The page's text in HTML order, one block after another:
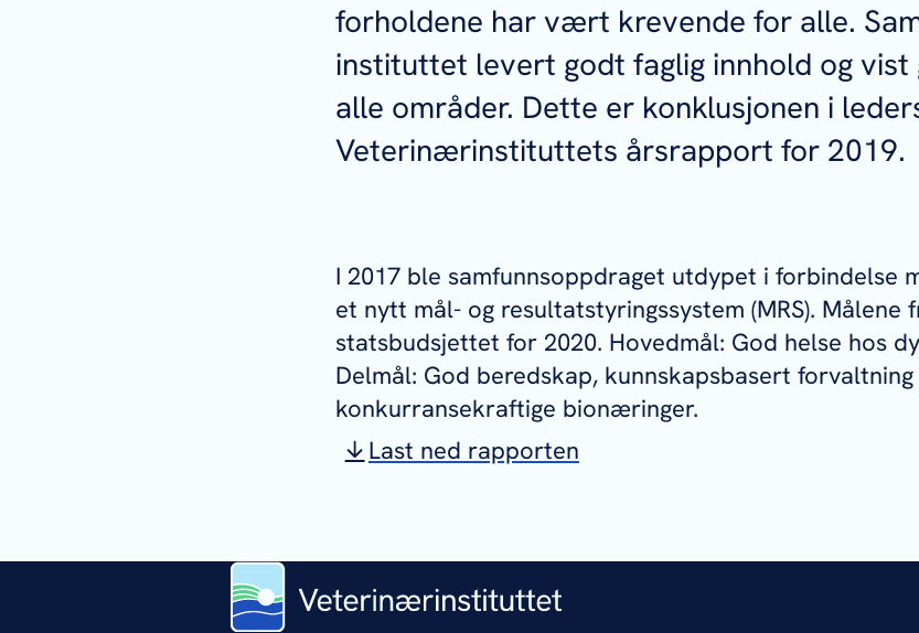
forholdene har vært krevende for alle.
instituttet levert godt faglig innhold og vist
alle områder. Dette er konklusjonen i
Veterinærinstituttets årsrapport for 2019.
I 2017 ble samfunnsoppdraget utdypet i forbindelse
et nytt mål- og resultatstyringssystem (MRS). Målene
statsbudsjettet for 2020. Hovedmål: God helse hos
Delmål: God beredskap, kunnskapsbasert forvaltning
konkurransekraftige bionæringer.
Last ned rapporten